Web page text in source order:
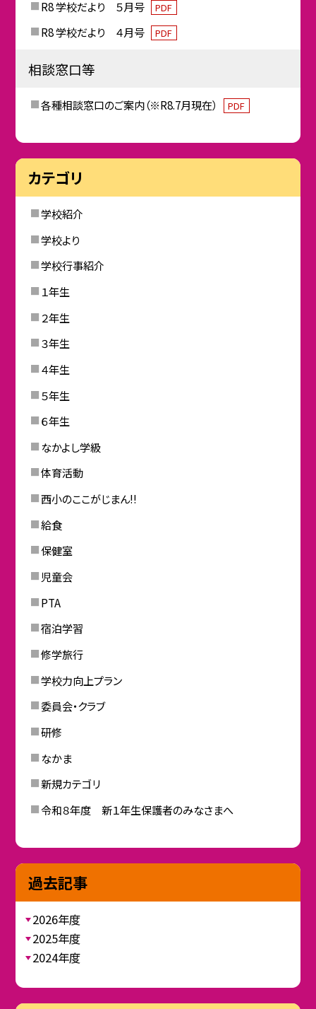
R8 学校だより ５月号 PDF
R8 学校だより ４月号 PDF
相談窓口等
各種相談窓口のご案内（※R8.7月現在） PDF
カテゴリ
学校紹介
学校より
学校行事紹介
１年生
２年生
３年生
４年生
５年生
６年生
なかよし学級
体育活動
西小のここがじまん!!
給食
保健室
児童会
PTA
宿泊学習
修学旅行
学校力向上プラン
委員会・クラブ
研修
なかま
新規カテゴリ
令和８年度 新１年生保護者のみなさまへ
過去記事
2026年度
2025年度
2024年度